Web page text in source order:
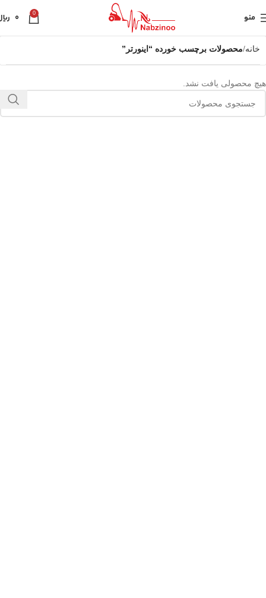
منو 0
0
خانه محصولات برچسب خورده “اینورتر”
هیچ محصولی یافت نشد.